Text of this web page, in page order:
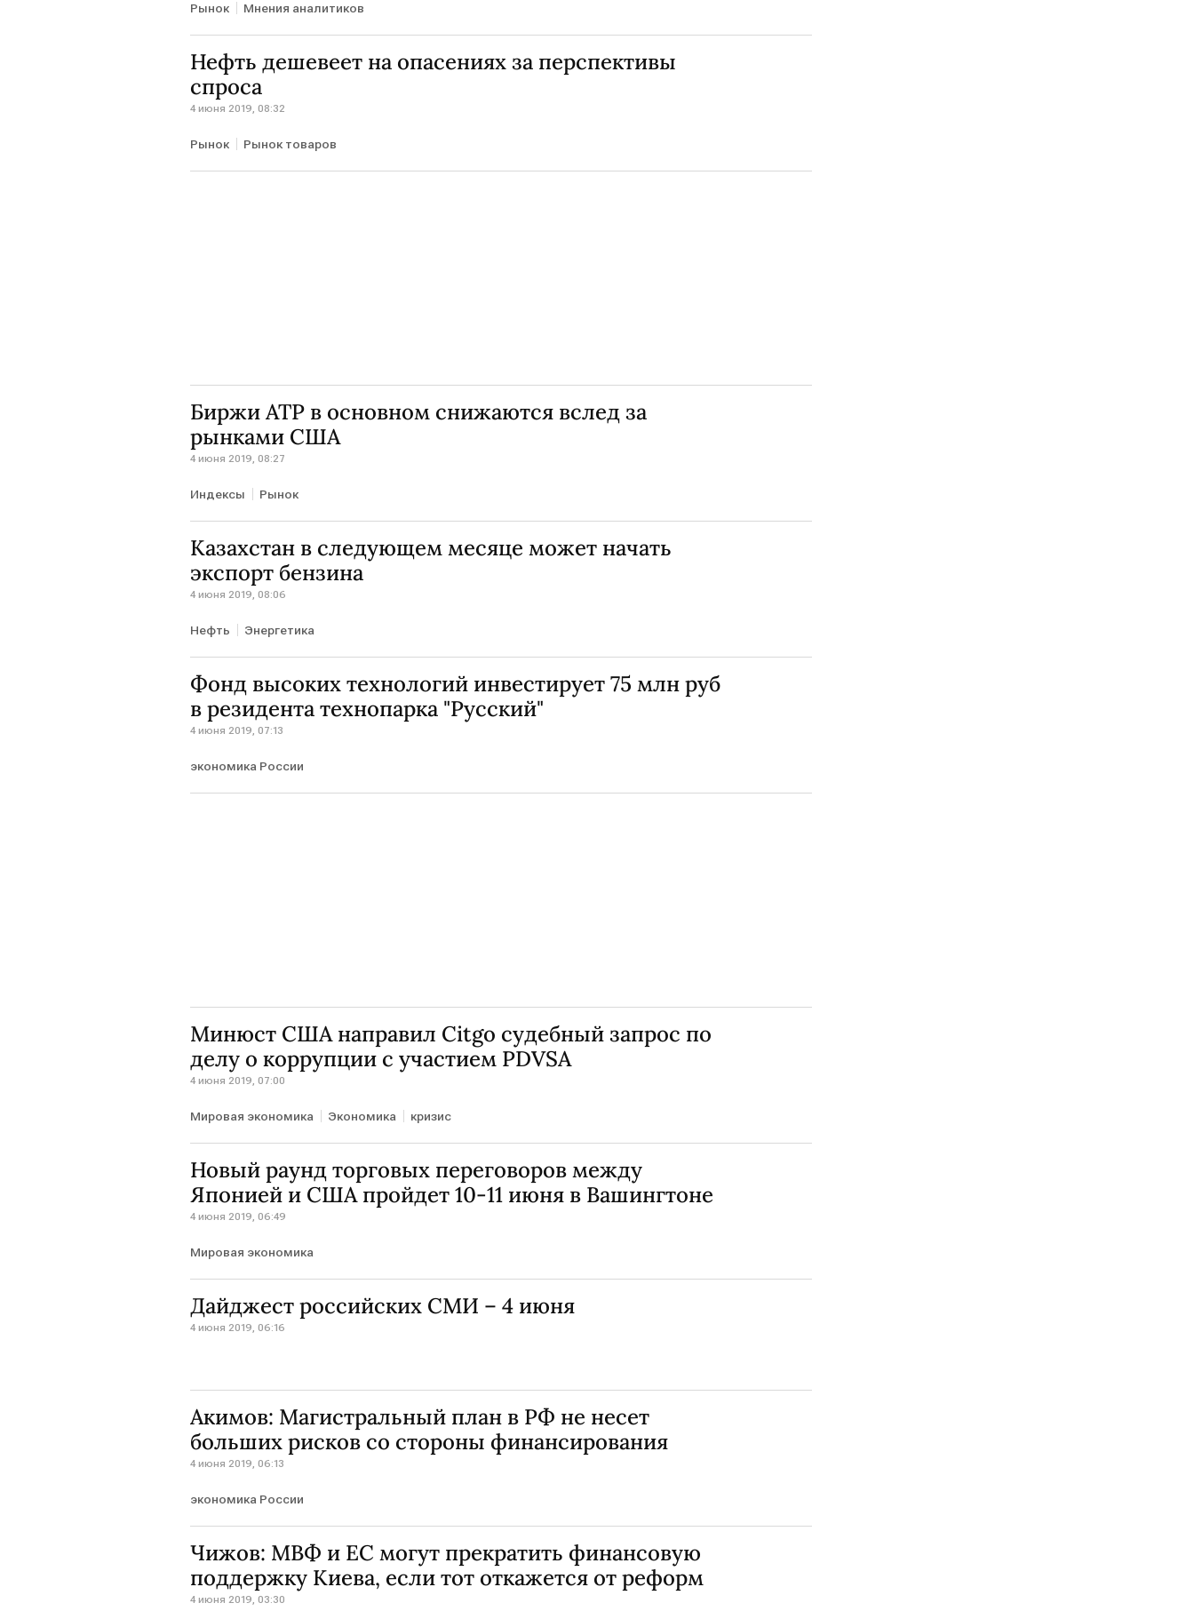
Рынок Мнения аналитиков
Нефть дешевеет на опасениях за перспективы
спроса
4 июня 2019, 08:32
Рынок Рынок товаров
Биржи АТР в основном снижаются вслед за
рынками США
4 июня 2019, 08:27
Индексы Рынок
Казахстан в следующем месяце может начать
экспорт бензина
4 июня 2019, 08:06
Нефть Энергетика
Фонд высоких технологий инвестирует 75 млн руб
в резидента технопарка "Русский"
4 июня 2019, 07:13
экономика России
Минюст США направил Citgo судебный запрос по
делу о коррупции с участием PDVSA
4 июня 2019, 07:00
Мировая экономика Экономика кризис
Новый раунд торговых переговоров между
Японией и США пройдет 10-11 июня в Вашингтоне
4 июня 2019, 06:49
Мировая экономика
Дайджест российских СМИ – 4 июня
4 июня 2019, 06:16
Акимов: Магистральный план в РФ не несет
больших рисков со стороны финансирования
4 июня 2019, 06:13
экономика России
Чижов: МВФ и ЕС могут прекратить финансовую
поддержку Киева, если тот откажется от реформ
4 июня 2019, 03:30